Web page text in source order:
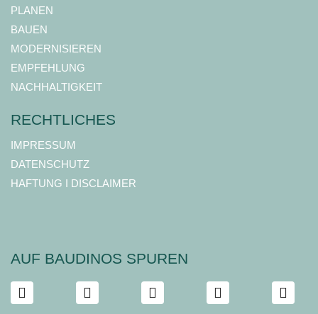
PLANEN
BAUEN
MODERNISIEREN
EMPFEHLUNG
NACHHALTIGKEIT
RECHTLICHES
IMPRESSUM
DATENSCHUTZ
HAFTUNG I DISCLAIMER
AUF BAUDINOS SPUREN